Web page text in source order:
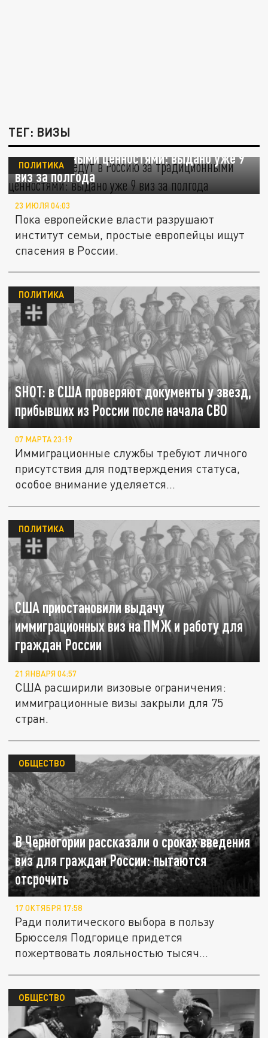
ТЕГ: ВИЗЫ
Из Бельгии едут в Россию за
традиционными ценностями: выдано уже 9
виз за полгода
ПОЛИТИКА
23 ИЮЛЯ 04:03
Пока европейские власти разрушают
институт семьи, простые европейцы ищут
спасения в России.
SHOT: в США проверяют документы у звезд,
прибывших из России после начала СВО
ПОЛИТИКА
07 МАРТА 23:19
Иммиграционные службы требуют личного
присутствия для подтверждения статуса,
особое внимание уделяется...
США приостановили выдачу
иммиграционных виз на ПМЖ и работу для
граждан России
ПОЛИТИКА
21 ЯНВАРЯ 04:57
США расширили визовые ограничения:
иммиграционные визы закрыли для 75
стран.
В Черногории рассказали о сроках введения
виз для граждан России: пытаются
отсрочить
ОБЩЕСТВО
17 ОКТЯБРЯ 17:58
Ради политического выбора в пользу
Брюсселя Подгорице придется
пожертвовать лояльностью тысяч
ОБЩЕСТВО